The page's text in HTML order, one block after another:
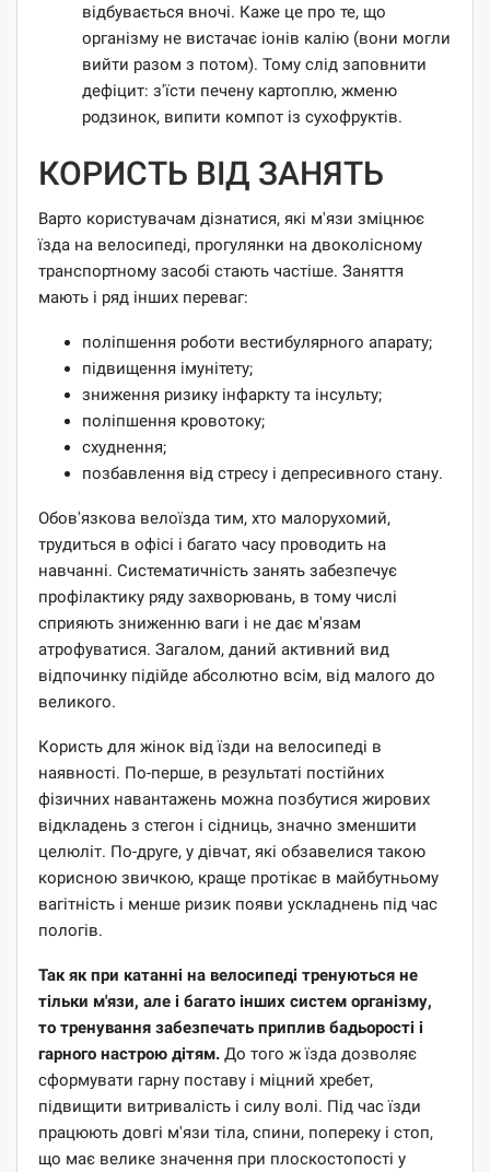
відбувається вночі. Каже це про те, що
організму не вистачає іонів калію (вони могли
вийти разом з потом). Тому слід заповнити
дефіцит: з'їсти печену картоплю, жменю
родзинок, випити компот із сухофруктів.
КОРИСТЬ ВІД ЗАНЯТЬ
Варто користувачам дізнатися, які м'язи зміцнює
їзда на велосипеді, прогулянки на двоколісному
транспортному засобі стають частіше. Заняття
мають і ряд інших переваг:
поліпшення роботи вестибулярного апарату;
підвищення імунітету;
зниження ризику інфаркту та інсульту;
поліпшення кровотоку;
схуднення;
позбавлення від стресу і депресивного стану.
Обов'язкова велоїзда тим, хто малорухомий,
трудиться в офісі і багато часу проводить на
навчанні. Систематичність занять забезпечує
профілактику ряду захворювань, в тому числі
сприяють зниженню ваги і не дає м'язам
атрофуватися. Загалом, даний активний вид
відпочинку підійде абсолютно всім, від малого до
великого.
Користь для жінок від їзди на велосипеді в
наявності. По-перше, в результаті постійних
фізичних навантажень можна позбутися жирових
відкладень з стегон і сідниць, значно зменшити
целюліт. По-друге, у дівчат, які обзавелися такою
корисною звичкою, краще протікає в майбутньому
вагітність і менше ризик появи ускладнень під час
пологів.
Так як при катанні на велосипеді тренуються не
тільки м'язи, але і багато інших систем організму,
то тренування забезпечать приплив бадьорості і
гарного настрою дітям. До того ж їзда дозволяє
сформувати гарну поставу і міцний хребет,
підвищити витривалість і силу волі. Під час їзди
працюють довгі м'язи тіла, спини, попереку і стоп,
що має велике значення при плоскостопості у